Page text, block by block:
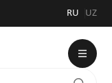
RU UZ